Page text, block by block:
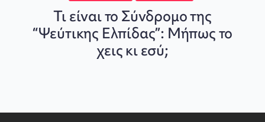
Τι είναι το Σύνδρομο της
“Ψεύτικης Ελπίδας”: Μήπως το
χεις κι εσύ;